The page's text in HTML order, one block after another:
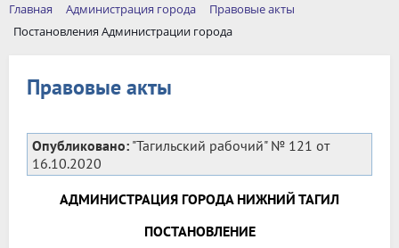
Главная Администрация города
Правовые акты
Постановления Администрации города
Правовые акты
Опубликовано: "Тагильский рабочий" № 121 от
16.10.2020
АДМИНИСТРАЦИЯ ГОРОДА НИЖНИЙ ТАГИЛ
ПОСТАНОВЛЕНИЕ